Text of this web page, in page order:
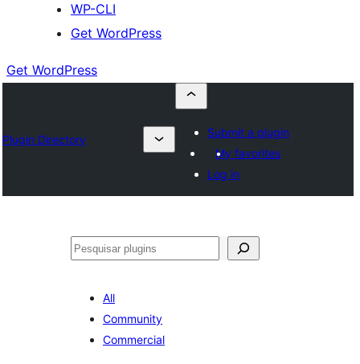
WP-CLI
Get WordPress
Get WordPress
Plugin Directory
Submit a plugin
My favorites
Log in
Pesquisar
All
Community
Commercial